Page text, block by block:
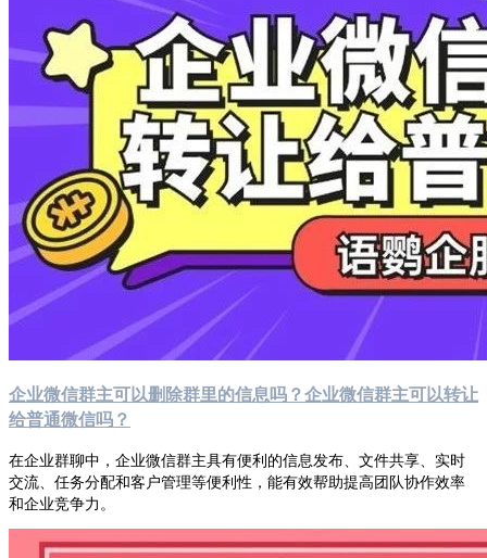
企业微信群主可以删除群里的信息吗？企业微信群主可以转让
给普通微信吗？
在企业群聊中，企业微信群主具有便利的信息发布、文件共享、实时
交流、任务分配和客户管理等便利性，能有效帮助提高团队协作效率
和企业竞争力。